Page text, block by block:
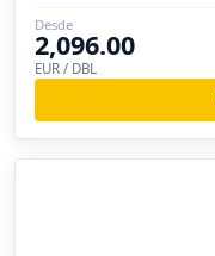
Desde
2,096.00
EUR / DBL